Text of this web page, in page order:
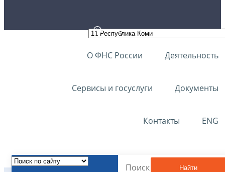
О ФНС России Деятельность
Сервисы и госуслуги Документы
Контакты ENG
Найти